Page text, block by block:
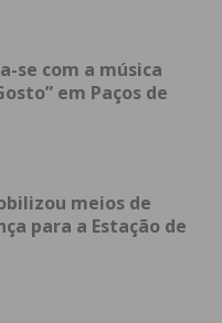
tão calorosa e
do
por e-mail e
se com a música
em Paços de
meios de
para a Estação de